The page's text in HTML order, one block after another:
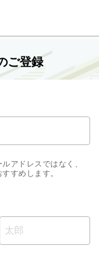
ご登録
アドレスではなく、
すめします。